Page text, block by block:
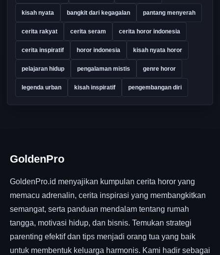
kisah nyata bangkit dari kegagalan pantang menyerah
cerita rakyat cerita seram cerita horor indonesia
cerita inspiratif horor indonesia kisah nyata horor
pelajaran hidup pengalaman mistis genre horor
legenda urban kisah inspiratif pengembangan diri
GoldenPro
GoldenPro.id menyajikan kumpulan cerita horor yang
memacu adrenalin, cerita inspirasi yang membangkitkan
semangat, serta panduan mendalam tentang rumah
tangga, motivasi hidup, dan bisnis. Temukan strategi
parenting efektif dan tips menjadi orang tua yang baik
untuk membentuk keluarga harmonis. Kami hadir sebagai